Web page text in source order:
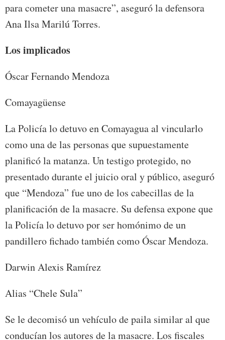
para cometer una masacre”, aseguró la defensora
Ana Ilsa Marilú Torres.
Los implicados
Óscar Fernando Mendoza
Comayagüense
La Policía lo detuvo en Comayagua al vincularlo
como una de las personas que supuestamente
planificó la matanza. Un testigo protegido, no
presentado durante el juicio oral y público, aseguró
que “Mendoza” fue uno de los cabecillas de la
planificación de la masacre. Su defensa expone que
la Policía lo detuvo por ser homónimo de un
pandillero fichado también como Óscar Mendoza.
Darwin Alexis Ramírez
Alias “Chele Sula”
Se le decomisó un vehículo de paila similar al que
conducían los autores de la masacre. Los fiscales